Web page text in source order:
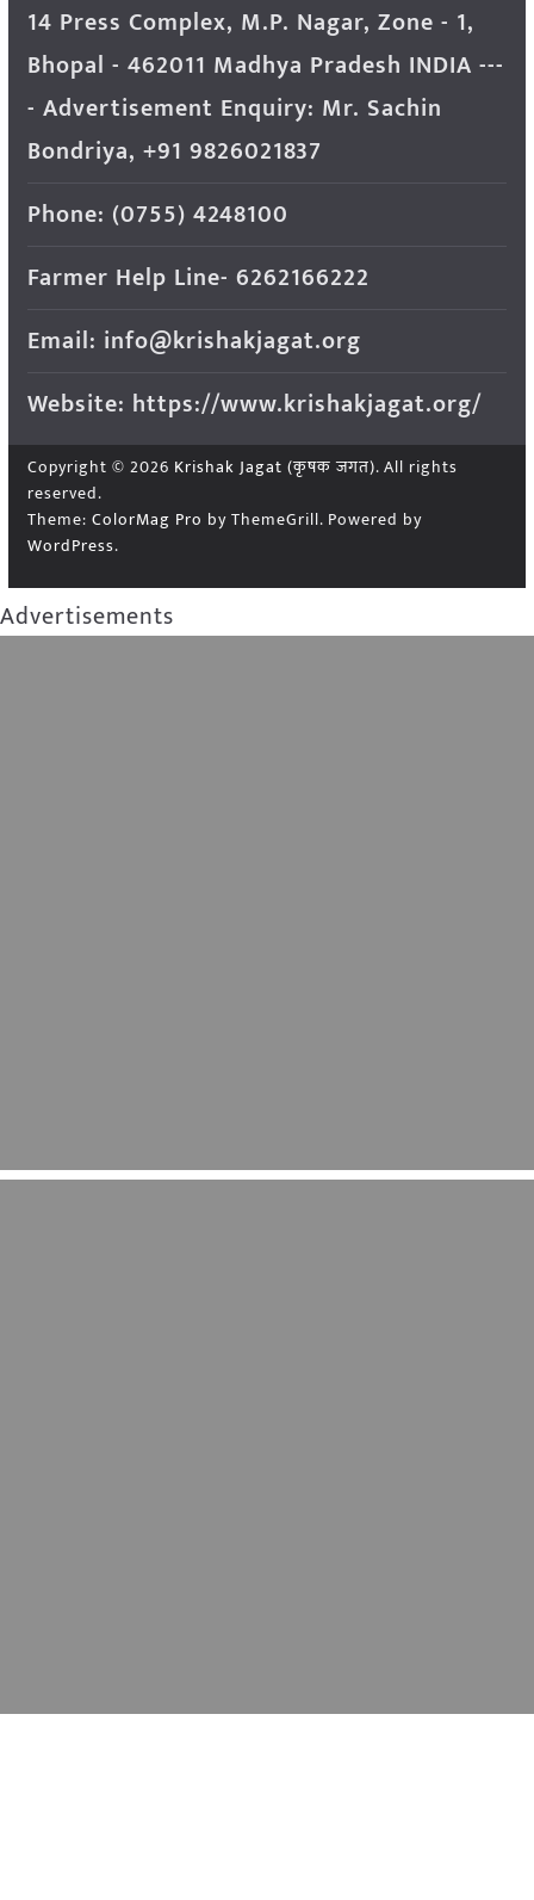
14 Press Complex, M.P. Nagar, Zone - 1,
Bhopal - 462011 Madhya Pradesh INDIA ---
- Advertisement Enquiry: Mr. Sachin
Bondriya, +91 9826021837
Phone: (0755) 4248100
Farmer Help Line- 6262166222
Email: info@krishakjagat.org
Website: https://www.krishakjagat.org/
Copyright © 2026 Krishak Jagat (कृषक जगत). All rights
reserved.
Theme: ColorMag Pro by ThemeGrill. Powered by
WordPress.
Advertisements